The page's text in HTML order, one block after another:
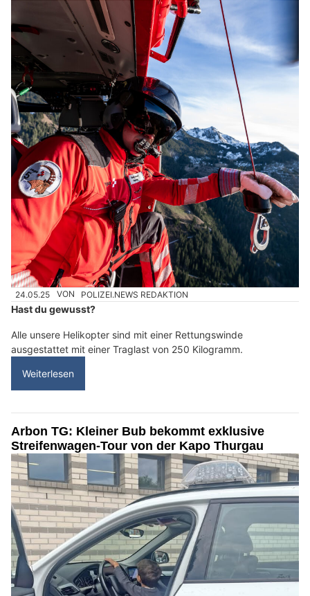
24.05.25 VON POLIZEI.NEWS REDAKTION
Hast du gewusst?
Alle unsere Helikopter sind mit einer Rettungswinde
ausgestattet mit einer Traglast von 250 Kilogramm.
Weiterlesen
Arbon TG: Kleiner Bub bekommt exklusive
Streifenwagen-Tour von der Kapo Thurgau